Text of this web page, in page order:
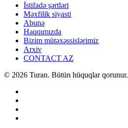
İstifadə şərtləri
Məxfilik siyasti
Abunə
Haqqımızda
Bizim mütəxəssislərimiz
Arxiv
CONTACT AZ
© 2026 Turan. Bütün hüquqlar qorunur.